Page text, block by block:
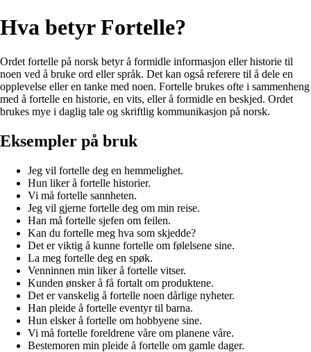
Hva betyr Fortelle?
Ordet fortelle på norsk betyr å formidle informasjon eller historie til
noen ved å bruke ord eller språk. Det kan også referere til å dele en
opplevelse eller en tanke med noen. Fortelle brukes ofte i sammenheng
med å fortelle en historie, en vits, eller å formidle en beskjed. Ordet
brukes mye i daglig tale og skriftlig kommunikasjon på norsk.
Eksempler på bruk
Jeg vil fortelle deg en hemmelighet.
Hun liker å fortelle historier.
Vi må fortelle sannheten.
Jeg vil gjerne fortelle deg om min reise.
Han må fortelle sjefen om feilen.
Kan du fortelle meg hva som skjedde?
Det er viktig å kunne fortelle om følelsene sine.
La meg fortelle deg en spøk.
Venninnen min liker å fortelle vitser.
Kunden ønsker å få fortalt om produktene.
Det er vanskelig å fortelle noen dårlige nyheter.
Han pleide å fortelle eventyr til barna.
Hun elsker å fortelle om hobbyene sine.
Vi må fortelle foreldrene våre om planene våre.
Bestemoren min pleide å fortelle om gamle dager.